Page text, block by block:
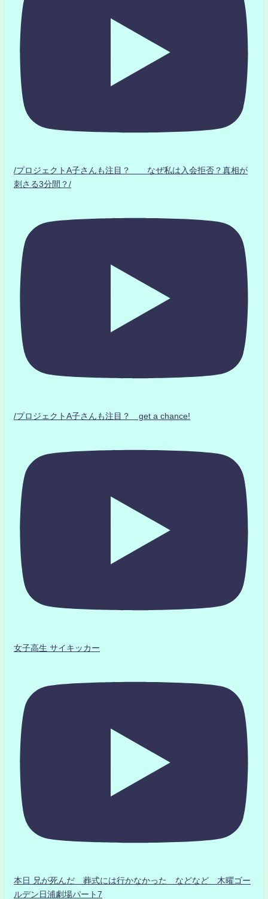
/プロジェクトA子さんも注目？ なぜ私は入会拒否？真相が
刺さる3分間？/
/プロジェクトA子さんも注目？ get a chance!
女子高生 サイキッカー
本日 兄が死んだ 葬式には行かなかった などなど 木曜ゴー
ルデン日浦劇場パート7